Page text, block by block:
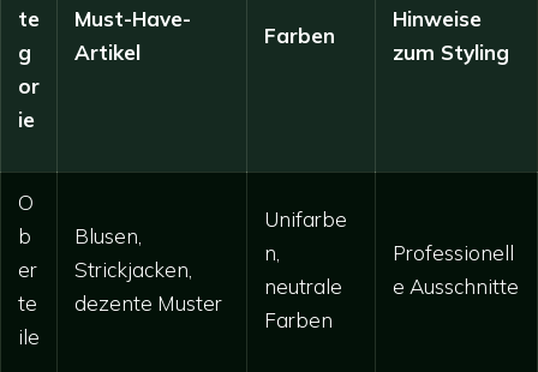
te
g
or
ie
Must-Have-
Artikel
Farben
Hinweise
zum Styling
O
b
er
te
ile
Blusen,
Strickjacken,
dezente Muster
Unifarbe
n,
neutrale
Farben
Professionell
e Ausschnitte